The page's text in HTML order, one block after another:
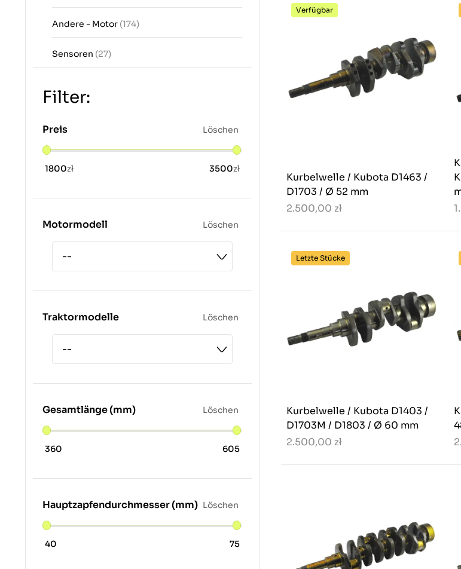
Andere - Motor (174)
Sensoren (27)
Filter:
Preis Löschen
1800zł 3500zł
Motormodell Löschen
Traktormodelle Löschen
Gesamtlänge (mm) Löschen
360 605
Hauptzapfendurchmesser (mm) Löschen
40 75
Verfügbar
Kurbelwelle / Kubota D1463 /
D1703 / Ø 52 mm
2.500,00 zł
Letzte Stücke
Kurbelwelle / Kubota D1403 /
D1703M / D1803 / Ø 60 mm
2.500,00 zł